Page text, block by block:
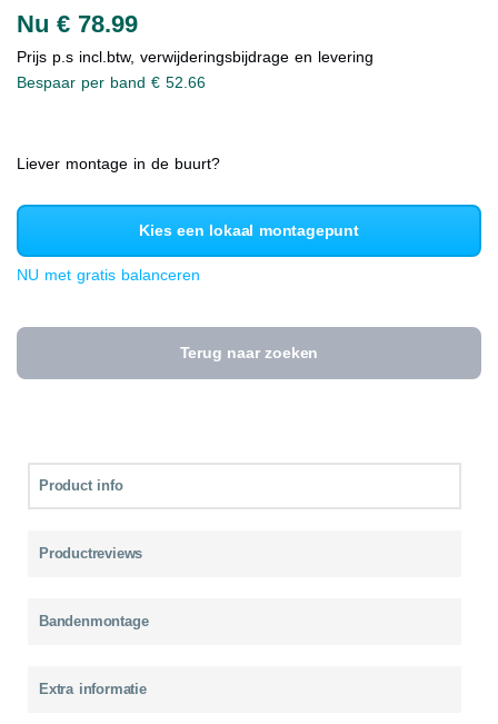
Nu € 78.99
Prijs p.s incl.btw, verwijderingsbijdrage en levering
Bespaar per band € 52.66
Liever montage in de buurt?
Kies een lokaal montagepunt
NU met gratis balanceren
Terug naar zoeken
Product info
Productreviews
Bandenmontage
Extra informatie